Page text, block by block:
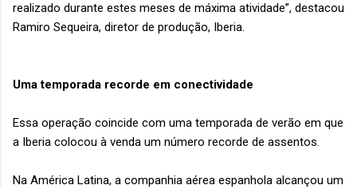
realizado durante estes meses de máxima atividade”, destacou
Ramiro Sequeira, diretor de produção, Iberia.
Uma temporada recorde em conectividade
Essa operação coincide com uma temporada de verão em que
a Iberia colocou à venda um número recorde de assentos.
Na América Latina, a companhia aérea espanhola alcançou um